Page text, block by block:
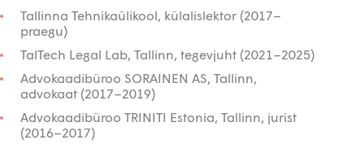
Tallinna Tehnikaülikool, külalislektor (2017–
praegu)
TalTech Legal Lab, Tallinn, tegevjuht (2021–2025)
Advokaadibüroo SORAINEN AS, Tallinn,
advokaat (2017–2019)
Advokaadibüroo TRINITI Estonia, Tallinn, jurist
(2016–2017)